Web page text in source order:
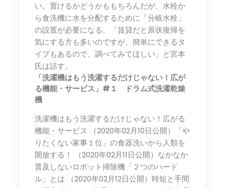
い。置けるかどうかももちろんだが、水栓か
ら食洗機に水を分配するために「分岐水栓」
の設置が必要になる。「賃貸だと原状復帰を
気にする方も多いのですが、簡単にできるタ
イプもあるので、調べてみてほしい」と宮本
氏は話す。
「洗濯機はもう洗濯するだけじゃない！広が
る機能・サービス」#１ ドラム式洗濯乾燥
機
洗濯機はもう洗濯するだけじゃない！広がる
機能・サービス （2020年02月10日公開）「や
りたくない家事１位」の食器洗いから人類を
開放する！ （2020年02月11日公開）なかなか
普及しないロボット掃除機「２つのハード
ル」とは （2020年02月12日公開）時短と手間